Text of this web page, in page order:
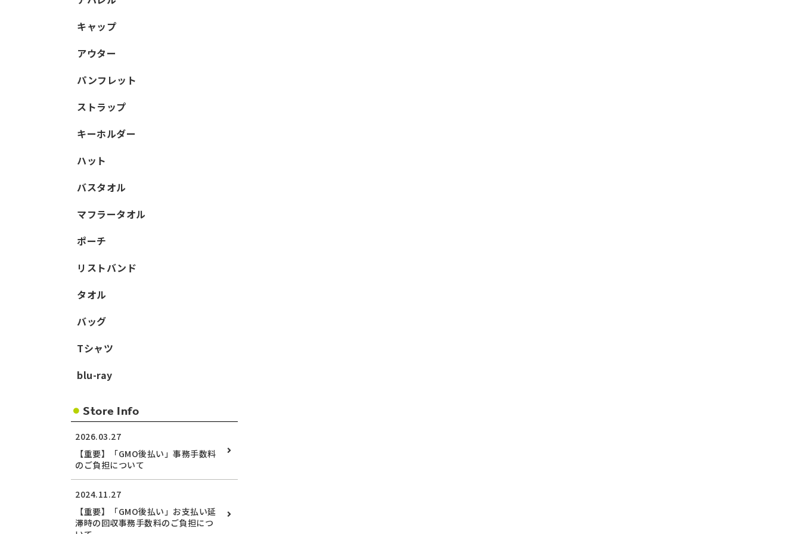
キャップ
アウター
パンフレット
ストラップ
キーホルダー
ハット
バスタオル
マフラータオル
ポーチ
リストバンド
タオル
バッグ
Tシャツ
blu-ray
Store Info
2026.03.27
【重要】「GMO後払い」事務手数料
のご負担について
2024.11.27
【重要】「GMO後払い」お支払い延
滞時の回収事務手数料のご負担につ